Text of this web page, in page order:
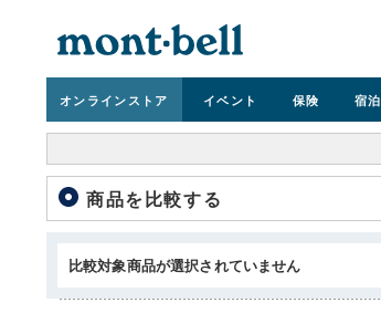
オンラインストア イベント 保険 宿泊
商品を比較する
比較対象商品が選択されていません